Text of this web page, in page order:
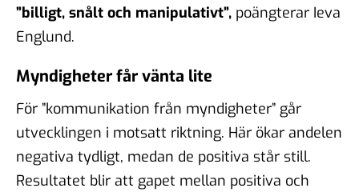
”billigt, snålt och manipulativt”, poängterar Ieva
Englund.
Myndigheter får vänta lite
För ”kommunikation från myndigheter” går
utvecklingen i motsatt riktning. Här ökar andelen
negativa tydligt, medan de positiva står still.
Resultatet blir att gapet mellan positiva och